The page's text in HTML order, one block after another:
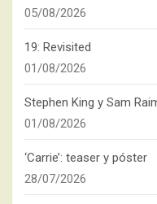
05/08/2026
19: Revisited
01/08/2026
Stephen King y Sam
01/08/2026
‘Carrie’: teaser y póster
28/07/2026